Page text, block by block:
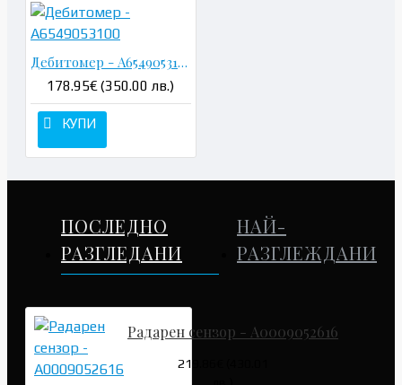
Дебитомер - A6549053100
178.95€ (350.00 лв.)
КУПИ
ПОСЛЕДНО
РАЗГЛЕДАНИ
НАЙ-
РАЗГЛЕЖДАНИ
Радарен сензор - A0009052616
219.86€ (430.01